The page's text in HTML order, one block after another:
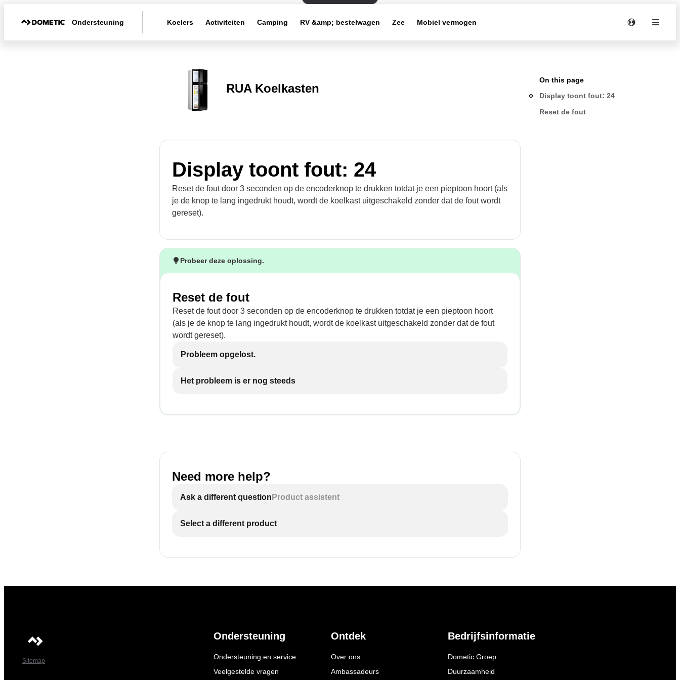
Ondersteuning Koelers Activiteiten Camping RV &amp; bestelwagen Zee Mobiel vermogen
RUA Koelkasten
Display toont fout: 24
Reset de fout door 3 seconden op de encoderknop te drukken totdat je een pieptoon hoort (als
je de knop te lang ingedrukt houdt, wordt de koelkast uitgeschakeld zonder dat de fout wordt
gereset).
Probeer deze oplossing.
Reset de fout
Reset de fout door 3 seconden op de encoderknop te drukken totdat je een pieptoon hoort
(als je de knop te lang ingedrukt houdt, wordt de koelkast uitgeschakeld zonder dat de fout
wordt gereset).
Probleem opgelost.
Het probleem is er nog steeds
Need more help?
Ask a different question Product assistent
Select a different product
On this page
Display toont fout: 24
Reset de fout
Sitemap
Ondersteuning
Ondersteuning en service
Veelgestelde vragen
Ontdek
Over ons
Ambassadeurs
Bedrijfsinformatie
Dometic Groep
Duurzaamheid